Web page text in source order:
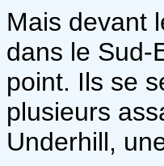
Mais devant
dans le Sud-
point. Ils se
plusieurs
Underhill,